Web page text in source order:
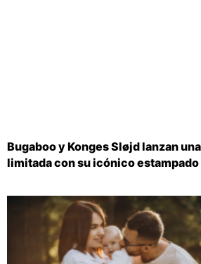
Bugaboo y Konges Sløjd lanzan
limitada con su icónico